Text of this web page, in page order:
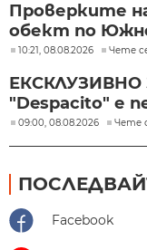
Проверките
обект по
10:21, 08.08.2026 Чете
ЕКСКЛУЗИВНО
"Despacito" е
09:00, 08.08.2026 Чете
Facebook